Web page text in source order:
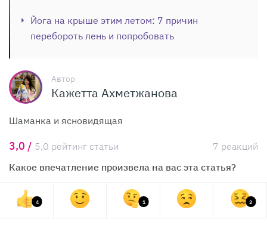
Йога на крыше этим летом: 7 причин
перебороть лень и попробовать
Автор
Кажетта Ахметжанова
Шаманка и ясновидящая
3,0 / 5,0 рейтинг статьи
7 реакций
Какое впечатление произвела на вас эта статья?
4 1 2